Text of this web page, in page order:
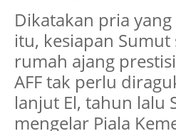
Dikatakan pria
itu, kesiapan Sumut
rumah ajang
AFF tak perlu
lanjut El, tahun lalu
mengelar Piala